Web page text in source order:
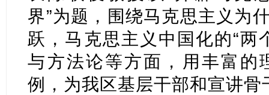
界”为题，围绕马克思主义为
跃，马克思主义中国化的“两
与方法论等方面，用丰富的
例，为我区基层干部和宣讲